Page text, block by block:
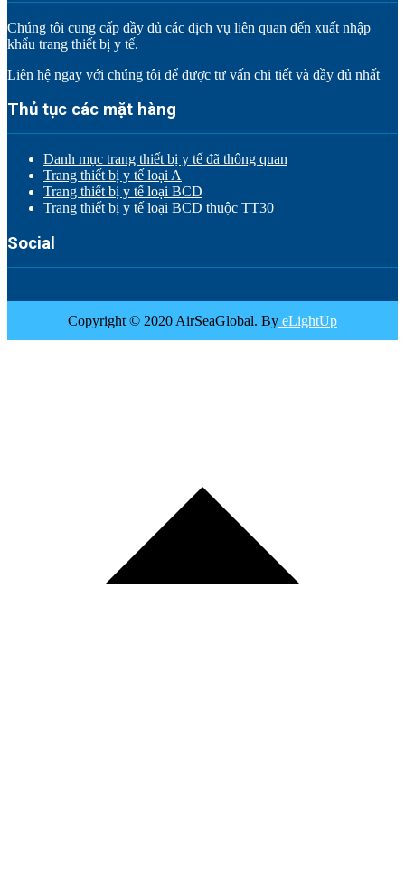
Chúng tôi cung cấp đầy đủ các dịch vụ liên quan đến xuất nhập
khẩu trang thiết bị y tế.
Liên hệ ngay với chúng tôi để được tư vấn chi tiết và đầy đủ nhất
Thủ tục các mặt hàng
Danh mục trang thiết bị y tế đã thông quan
Trang thiết bị y tế loại A
Trang thiết bị y tế loại BCD
Trang thiết bị y tế loại BCD thuộc TT30
Social
Copyright © 2020 AirSeaGlobal. By eLightUp